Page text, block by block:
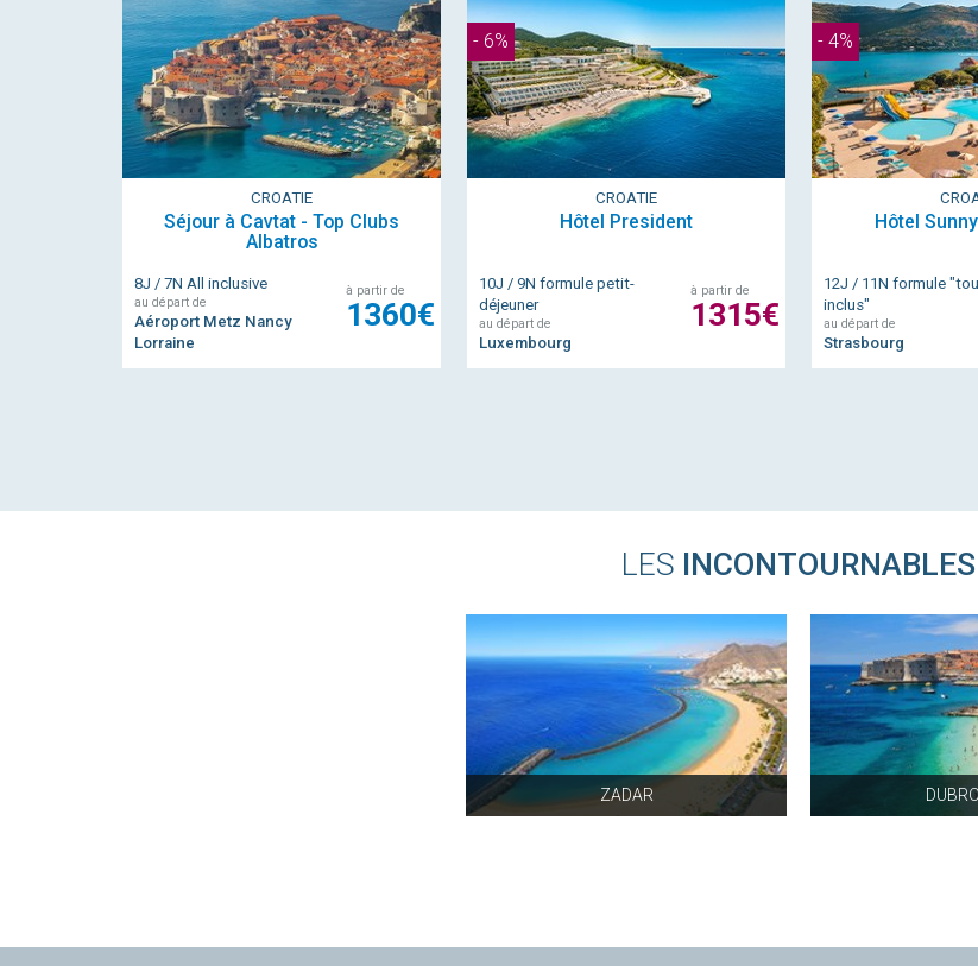
CROATIE
Séjour à Cavtat - Top Clubs
Albatros
8J / 7N All inclusive
au départ de
Aéroport Metz Nancy
Lorraine
à partir de
1360€
- 6%
CROATIE
Hôtel President
10J / 9N formule petit-
déjeuner
au départ de
Luxembourg
à partir de
1315€
- 4%
Hôtel
12J / 11N formule
inclus"
au départ de
Strasbourg
LES INCONTOURNABLES
ZADAR